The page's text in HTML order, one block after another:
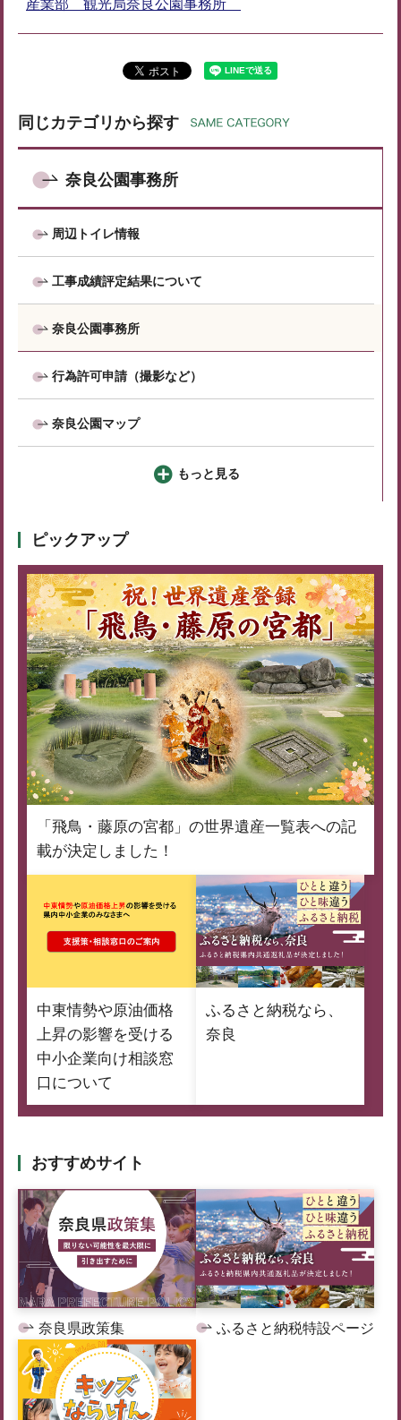
産業部 観光局奈良公園事務所
同じカテゴリから探す
奈良公園事務所
周辺トイレ情報
工事成績評定結果について
奈良公園事務所
行為許可申請（撮影など）
奈良公園マップ
もっと見る
ピックアップ
「飛鳥・藤原の宮都」の世界遺産一覧表への記
載が決定しました！
中東情勢や原油価格
上昇の影響を受ける
中小企業向け相談窓
口について
ふるさと納税なら、
奈良
おすすめサイト
奈良県政策集 ふるさと納税特設ページ